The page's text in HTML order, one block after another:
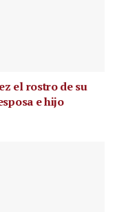
el rostro de su
e hijo